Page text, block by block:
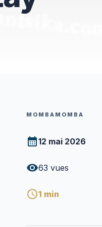
MOMBAMOMBA
12 mai 2026
63 vues
1 min